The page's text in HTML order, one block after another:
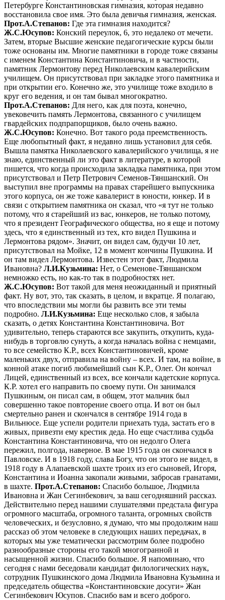
Петербурге Константиновская гимназия, которая недавно
восстановила свое имя. Это была девичья гимназия, женская.
Прот.А.Степанов: Где эта гимназия находится?
Ж.С.Юсупов: Конский переулок, 6, это недалеко от мечети.
Затем, вторые Высшие женские педагогические курсы были
тоже основаны им. Многие памятники в городе тоже связаны
с именем Константина Константиновича, и в частности,
памятник Лермонтову перед Николаевским кавалерийским
училищем. Он присутствовал при закладке этого памятника и
при открытии его. Конечно же, это училище тоже входило в
круг его ведения, и он там бывал многократно.
Прот.А.Степанов: Для него, как для поэта, конечно,
увековечить память Лермонтова, связанного с училищем
гвардейских подпрапорщиков, было очень важно.
Ж.С.Юсупов: Конечно. Вот такого рода преемственность.
Еще любопытный факт, я недавно лишь установил для себя.
Вышла памятка Николаевского кавалерийского училища, я не
знаю, единственный ли это факт в литературе, в которой
пишется, что когда происходила закладка памятника, при этом
присутствовал и Петр Петрович Семенов-Тяншанский. Он
выступил вне программы на правах старейшего выпускника
этого корпуса, он же тоже кавалерист в юности, юнкер. И в
связи с открытием памятника он сказал, что «я тут не только
потому, что я старейший из вас, юнкеров, не только потому,
что я президент Географического общества, но я еще и потому
здесь, что я единственный из тех, кто видел Пушкина и
Лермонтова рядом». Значит, он видел сам, будучи 10 лет,
присутствовал на Мойке, 12 в момент кончины Пушкина. И
он там видел Лермонтова. Известен этот факт, Людмила
Ивановна? Л.И.Кузьмина: Нет, о Семенове-Тяншанском
немножко есть, но как-то так в подробностях нет.
Ж.С.Юсупов: Вот такой для меня неожиданный и приятный
факт. Ну вот, это, так сказать, в целом, и вкратце. Я полагаю,
что впоследствии мы могли бы развить все эти темы
подробно. Л.И.Кузьмина: Еще несколько слов, я забыла
сказать, о детях Константина Константиновича. Вот
удивительно, теперь стараются все закупить, откупить, куда-
нибудь в торговлю сунуть, а когда началась война с немцами,
то все семейство К.Р., всех Константиновичей, кроме
маленьких двух, отправила на войну – всех. И там, на войне, в
конной атаке погиб любимейший сын К.Р., Олег. Он кончал
Лицей, единственный из всех, все кончали кадетские корпуса.
К.Р. хотел его направить по своему пути. Он занимался
Пушкиным, он писал сам, в общем, этот мальчик был
совершенно такое повторение своего отца. И вот он был
смертельно ранен и скончался в сентябре 1914 года в
Вильнюсе. Еще успели родители приехать туда, застать его в
живых, привезти ему крестик деда. Но еще счастлива судьба
Константина Константиновича, что он недолго Олега
пережил, полгода, наверное. В мае 1915 года он скончался в
Павловске. И в 1918 году, слава Богу, что он этого не видел, в
1918 году в Алапаевской шахте троих из его сыновей, Игоря,
Константина и Иоанна закопали живыми, забросав гранатами,
в шахте. Прот.А.Степанов: Спасибо большое, Людмила
Ивановна и Жан Сегинбекович, за ваш сегодняшний рассказ.
Действительно перед нашими слушателями предстала фигура
огромного масштаба, огромного таланта, огромных свойств
человеческих, и безусловно, я думаю, что мы продолжим наш
рассказ об этом человеке в следующих наших передачах, в
которых мы уже тематически рассмотрим более подробно
разнообразные стороны его такой многогранной и
насыщенной жизни. Спасибо большое. Я напоминаю, что
сегодня с нами беседовали кандидат филологических наук,
сотрудник Пушкинского дома Людмила Ивановна Кузьмина и
председатель общества «Константиновские досуги» Жан
Сегинбекович Юсупов. Спасибо вам и всего доброго.